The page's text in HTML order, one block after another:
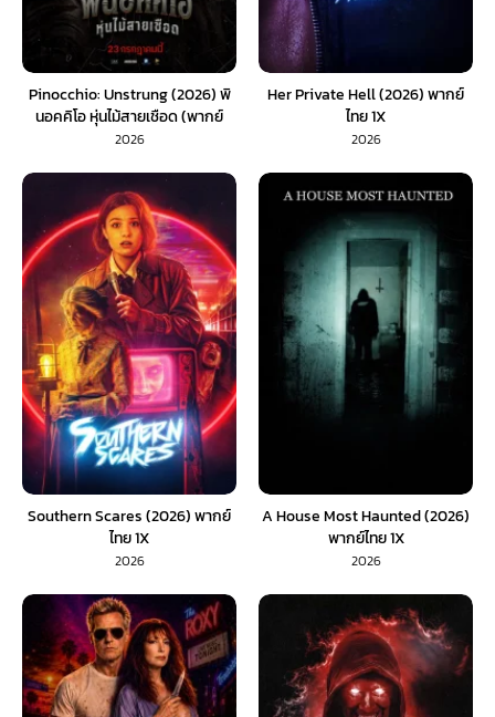
Pinocchio: Unstrung (2026) พิ
นอคคิโอ หุ่นไม้สายเชือด (พากย์
ไทย) 1X
2026
Her Private Hell (2026) พากย์
ไทย 1X
2026
Southern Scares (2026) พากย์
ไทย 1X
2026
A House Most Haunted (2026)
พากย์ไทย 1X
2026